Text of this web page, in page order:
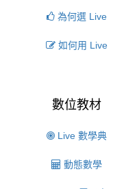
為何選 Live
如何用 Live
數位教材
Live 數學典
動態數學